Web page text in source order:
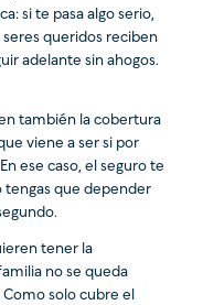
si te pasa algo serio,
queridos reciben
adelante sin ahogos.
también la cobertura
viene a ser si por
ese caso, el seguro te
tengas que depender
tener la
no se queda
solo cubre el